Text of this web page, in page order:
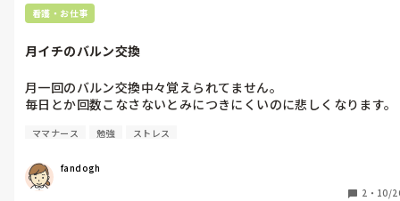
私の場合、勢いで転職してしまった部分があるので、「譲れない転
職条件」をじっくりと考えから転職されるといいのではと思いま
頑張ってくださいね！
看護・お仕事
月イチのバルン交換
月一回のバルン交換中々覚えられてません。
毎日とか回数こなさないとみにつきにくいのに悲しくなります。
ママナース 勉強 ストレス
fandogh
2 ・ 10/